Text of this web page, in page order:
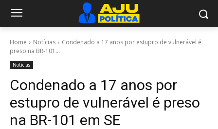
Home Notícias
Condenado a 17 anos por estupro de vulnerável é
preso na BR-101...
Notícias
Condenado a 17 anos por
estupro de vulnerável é preso
na BR-101 em SE